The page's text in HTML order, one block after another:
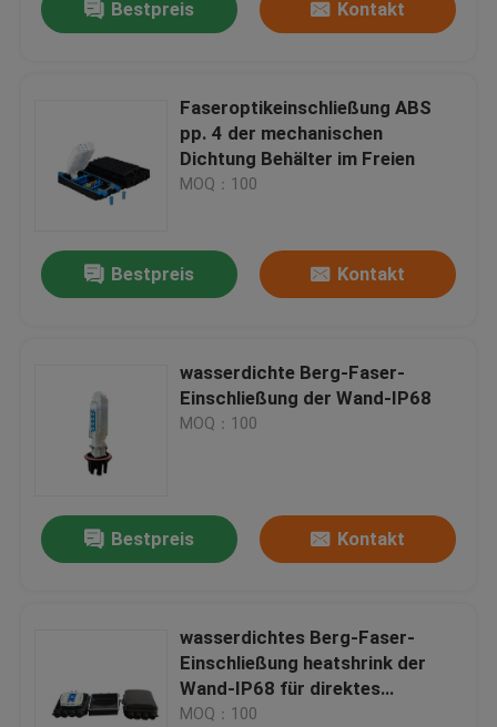
Bestpreis Kontakt
Faseroptikeinschließung ABS
pp. 4 der mechanischen
Dichtung Behälter im Freien
MOQ：100
Bestpreis Kontakt
wasserdichte Berg-Faser-
Einschließung der Wand-IP68
MOQ：100
Bestpreis Kontakt
wasserdichtes Berg-Faser-
Einschließung heatshrink der
Wand-IP68 für direktes
begraben
MOQ：100